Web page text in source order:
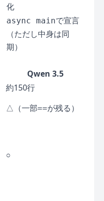
化
async mainで宣言
（ただし中身は同
期）
Qwen 3.5
約150行
△（一部==が残る）
○